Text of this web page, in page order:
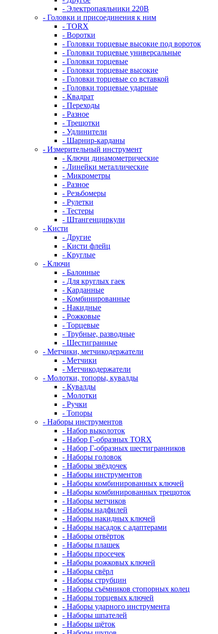
- Электропаяльники 220В
- Головки и присоединения к ним
- TORX
- Воротки
- Головки торцевые высокие под вороток
- Головки торцевые универсальные
- Головки торцевые
- Головки торцевые высокие
- Головки торцевые со вставкой
- Головки торцевые ударные
- Квадрат
- Переходы
- Разное
- Трещотки
- Удлинители
- Шарнир-карданы
- Измерительный инструмент
- Ключи динамометрические
- Линейки металлические
- Микрометры
- Разное
- Резьбомеры
- Рулетки
- Тестеры
- Штангенциркули
- Кисти
- Другие
- Кисти флейц
- Круглые
- Ключи
- Балонные
- Для круглых гаек
- Карданные
- Комбинированные
- Накидные
- Рожковые
- Торцевые
- Трубные, разводные
- Шестигранные
- Метчики, метчикодержатели
- Метчики
- Метчикодержатели
- Молотки, топоры, кувалды
- Кувалды
- Молотки
- Ручки
- Топоры
- Наборы инструментов
- Набор выколоток
- Набор Г-образных TORX
- Набор Г-образных шестигранников
- Наборы головок
- Наборы звёздочек
- Наборы инструментов
- Наборы комбинированных ключей
- Наборы комбинированных трещоток
- Наборы метчиков
- Наборы надфилей
- Наборы накидных ключей
- Наборы насадок с адаптерами
- Наборы отвёрток
- Наборы плашек
- Наборы просечек
- Наборы рожковых ключей
- Наборы свёрл
- Наборы струбцин
- Наборы съёмников стопорных колец
- Наборы торцевых ключей
- Наборы ударного инструмента
- Наборы шпателей
- Наборы щёток